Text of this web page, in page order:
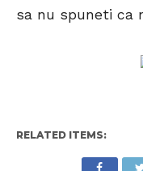
sa nu spuneti ca
RELATED ITEMS: